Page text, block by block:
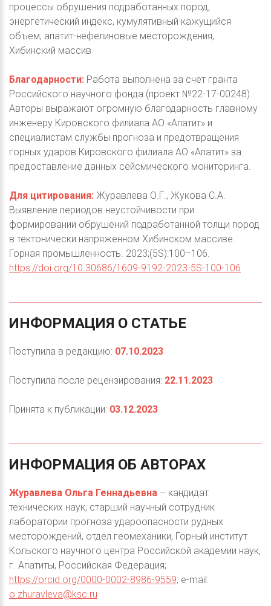
процессы обрушения подработанных пород,
энергетический индекс, кумулятивный кажущийся
объем, апатит-нефелиновые месторождения,
Хибинский массив
Благодарности: Работа выполнена за счет гранта
Российского научного фонда (проект №22-17-00248).
Авторы выражают огромную благодарность главному
инженеру Кировского филиала АО «Апатит» и
специалистам службы прогноза и предотвращения
горных ударов Кировского филиала АО «Апатит» за
предоставление данных сейсмического мониторинга.
Для цитирования: Журавлева О.Г., Жукова С.А.
Выявление периодов неустойчивости при
формировании обрушений подработанной толщи пород
в тектонически напряженном Хибинском массиве.
Горная промышленность. 2023;(5S):100–106.
https://doi.org/10.30686/1609-9192-2023-5S-100-106
ИНФОРМАЦИЯ О СТАТЬЕ
Поступила в редакцию: 07.10.2023
Поступила после рецензирования: 22.11.2023
Принята к публикации: 03.12.2023
ИНФОРМАЦИЯ ОБ АВТОРАХ
Журавлева Ольга Геннадьевна – кандидат
технических наук, старший научный сотрудник
лаборатории прогноза удароопасности рудных
месторождений, отдел геомеханики, Горный институт
Кольского научного центра Российской академии наук,
г. Апатиты, Российская Федерация;
https://orcid.org/0000-0002-8986-9559; e-mail:
o.zhuravleva@ksc.ru